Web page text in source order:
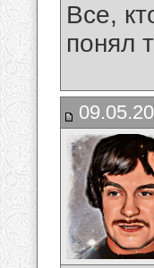
Все,
понял